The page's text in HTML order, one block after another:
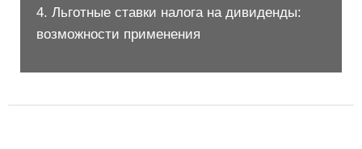
4. Льготные ставки налога на дивиденды:
возможности применения